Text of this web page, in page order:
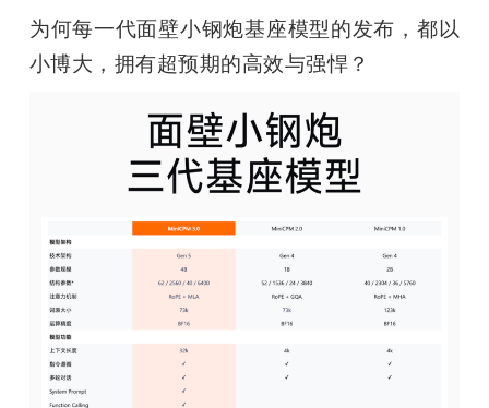
为何每一代面壁小钢炮基座模型的发布，都以
小博大，拥有超预期的高效与强悍？